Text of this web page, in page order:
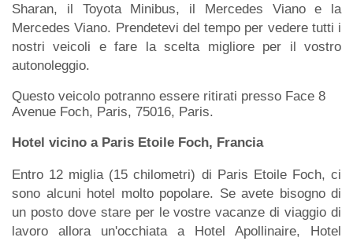
Sharan, il Toyota Minibus, il Mercedes Viano e la
Mercedes Viano. Prendetevi del tempo per vedere tutti i
nostri veicoli e fare la scelta migliore per il vostro
autonoleggio.
Questo veicolo potranno essere ritirati presso Face 8
Avenue Foch, Paris, 75016, Paris.
Hotel vicino a Paris Etoile Foch, Francia
Entro 12 miglia (15 chilometri) di Paris Etoile Foch, ci
sono alcuni hotel molto popolare. Se avete bisogno di
un posto dove stare per le vostre vacanze di viaggio di
lavoro allora un'occhiata a Hotel Apollinaire, Hotel